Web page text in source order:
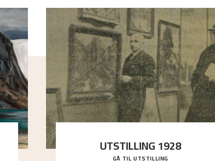
UTSTILLING 1928
GÅ TIL UTSTILLING